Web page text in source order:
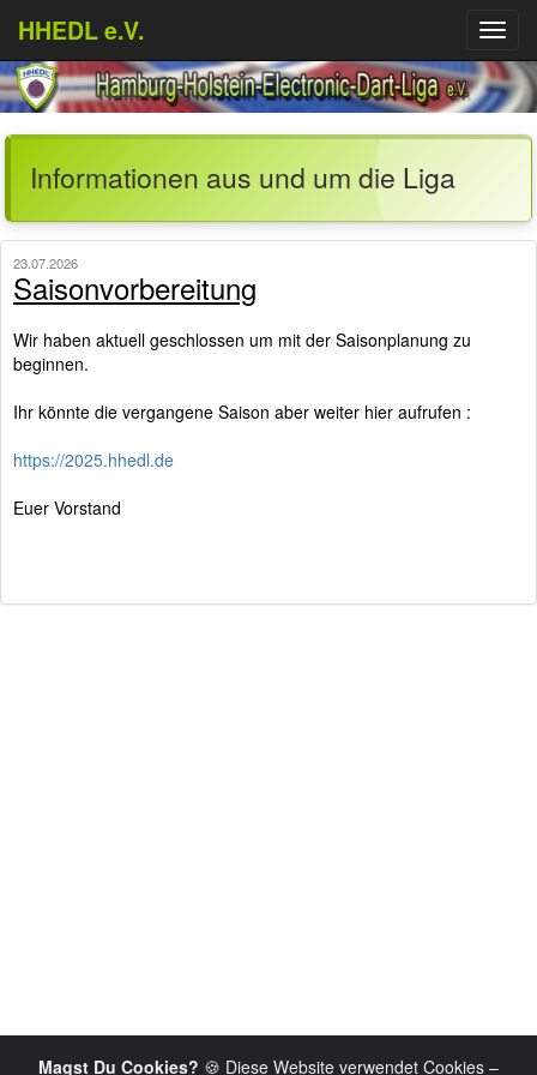
HHEDL e.V.
Menü
Informationen aus und um die Liga
23.07.2026
Saisonvorbereitung
Wir haben aktuell geschlossen um mit der Saisonplanung zu
beginnen.
Ihr könnte die vergangene Saison aber weiter hier aufrufen :
https://2025.hhedl.de
Euer Vorstand
Magst Du Cookies? 🍪 Diese Website verwendet Cookies –